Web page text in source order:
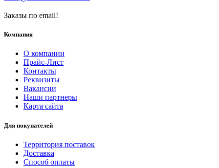
Заказы по email!
Компания
О компании
Прайс-Лист
Контакты
Реквизиты
Вакансии
Наши партнеры
Карта сайта
Для покупателей
Территория поставок
Доставка
Способ оплаты